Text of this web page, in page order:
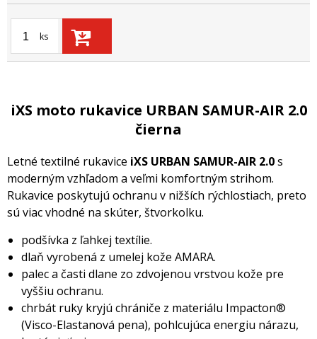
ks
iXS moto rukavice URBAN SAMUR-AIR 2.0
čierna
Letné textilné rukavice iXS URBAN SAMUR-AIR 2.0s
moderným vzhľadom a veľmi komfortným strihom.
Rukavice poskytujú ochranu v nižších rýchlostiach, preto
sú viac vhodné na skúter, štvorkolku.
podšívka z ľahkej textílie.
dlaň vyrobená z umelej kože AMARA.
palec a časti dlane zo zdvojenou vrstvou kože pre
vyššiu ochranu.
chrbát ruky kryjú chrániče z materiálu Impacton®
(Visco-Elastanová pena), pohlcujúca energiu nárazu,